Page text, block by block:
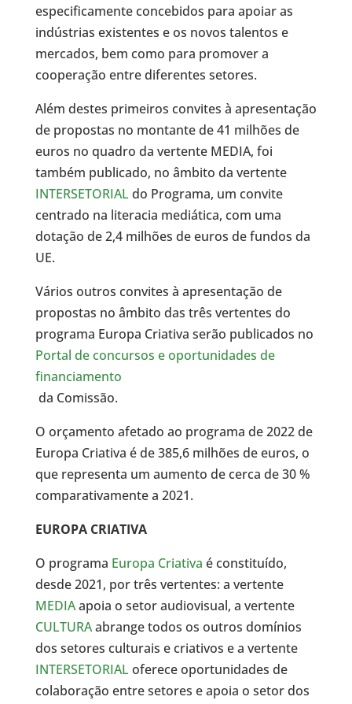
especificamente concebidos para apoiar as
indústrias existentes e os novos talentos e
mercados, bem como para promover a
cooperação entre diferentes setores.
Além destes primeiros convites à apresentação
de propostas no montante de 41 milhões de
euros no quadro da vertente MEDIA, foi
também publicado, no âmbito da vertente
INTERSETORIAL do Programa, um convite
centrado na literacia mediática, com uma
dotação de 2,4 milhões de euros de fundos da
UE.
Vários outros convites à apresentação de
propostas no âmbito das três vertentes do
programa Europa Criativa serão publicados no
Portal de concursos e oportunidades de
financiamento
da Comissão.
O orçamento afetado ao programa de 2022 de
Europa Criativa é de 385,6 milhões de euros, o
que representa um aumento de cerca de 30 %
comparativamente a 2021.
EUROPA CRIATIVA
O programa Europa Criativa é constituído,
desde 2021, por três vertentes: a vertente
MEDIAapoia o setor audiovisual, a vertente
CULTURAabrange todos os outros domínios
dos setores culturais e criativos e a vertente
INTERSETORIAL oferece oportunidades de
colaboração entre setores e apoia o setor dos